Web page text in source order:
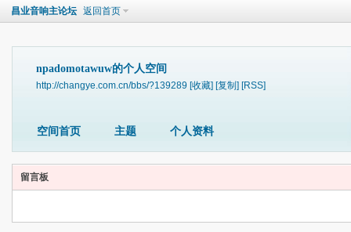
昌业音响主论坛 返回首页
npadomotawuw的个人空间
http://changye.com.cn/bbs/?139289 [收藏] [复制] [RSS]
空间首页 主题 个人资料
留言板